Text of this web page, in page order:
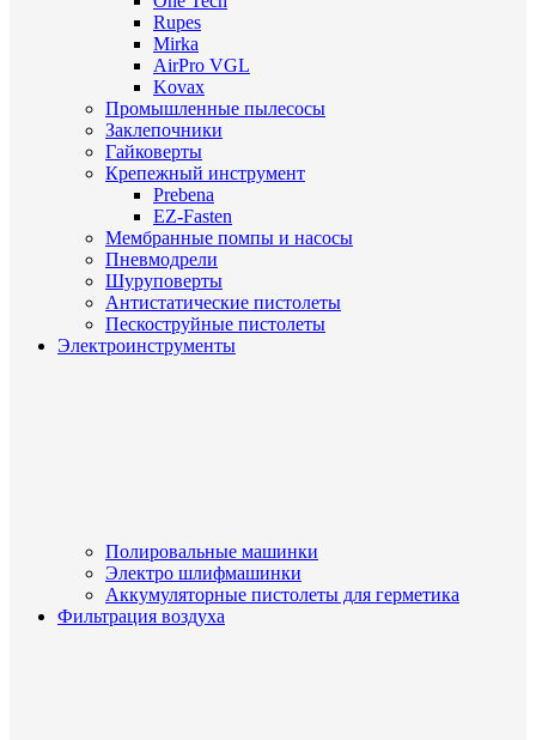
Rupes
Mirka
AirPro VGL
Kovax
Промышленные пылесосы
Заклепочники
Гайковерты
Крепежный инструмент
Prebena
EZ-Fasten
Мембранные помпы и насосы
Пневмодрели
Шуруповерты
Антистатические пистолеты
Пескоструйные пистолеты
Электроинструменты
Полировальные машинки
Электро шлифмашинки
Аккумуляторные пистолеты для герметика
Фильтрация воздуха